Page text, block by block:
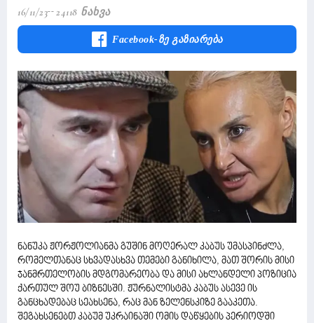
16/11/23 24118 Ნახვა
Facebook-Ზე Გაზიარება
ნანუკა ჟორჟოლიანმა გუშინ მოღერალ კაბუს უმასპინძლა,
რომელთანაც სხვადასხვა თემები განიხილა, მათ შორის მისი
ჯანმრთელობის მდგომარეობა და მისი ახლანდელი პოზიცია
ქართულ შოუ ბიზნესში. ჟურნალისტმა კაბუს ასევე ის
განცხადებაც სეახსენა, რაც მან ზელენსკიზე გააკეთა.
შეგახსენებთ კაბუმ უკრაინაში ომის დაწყების პერიოდში